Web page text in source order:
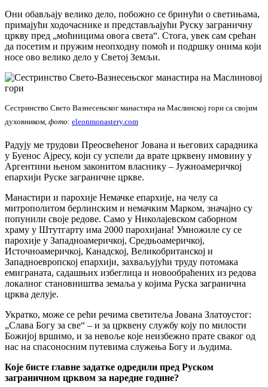
Они обављају велико дело, побожно се бринући о светињама,
примајући ходочаснике и представљајући Руску заграничну
цркву пред „моћницима овога света“. Стога, увек сам срећан
да посетим и пружим неопходну помоћ и подршку онима који
носе ово велико дело у Светој Земљи.
Сестринство Свето Вазнесењског манастира на Маслинској гори са својим
духовником, фото: eleonmonastery.com
Радују ме трудови Преосвећеног Јована и његових сарадника
у Буенос Ајресу, који су успели да врате црквену имовину у
Аргентини њеном законитом власнику – Јужноамеричкој
епархији Руске заграничне цркве.
Манастири и парохије Немачке епархије, на челу са
митрополитом берлинским и немачким Марком, значајно су
попунили своје редове. Само у Николајевском саборном
храму у Штутгарту има 2000 парохијана! Умножиле су се
парохије у Западноамеричкој, Средњоамеричкој,
Источноамеричкој, Канадској, Великобританској и
Западноевропској епархији, захваљујући труду потомака
емиграната, садашњих избеглица и новообраћених из редова
локалног становништва земаља у којима Руска загранична
црква делује.
Укратко, може се рећи речима светитеља Јована Златоустог:
„Слава Богу за све“ – и за црквену службу коју по милости
Божијој вршимо, и за невоље које неизбежно прате сваког од
нас на спасоносним путевима служења Богу и људима.
Које бисте главне задатке одредили пред Руском
заграничном црквом за наредне године?